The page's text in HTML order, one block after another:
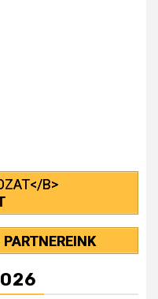
PARTNEREINK